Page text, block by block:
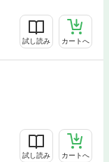
試し読み カートへ
試し読み カートへ